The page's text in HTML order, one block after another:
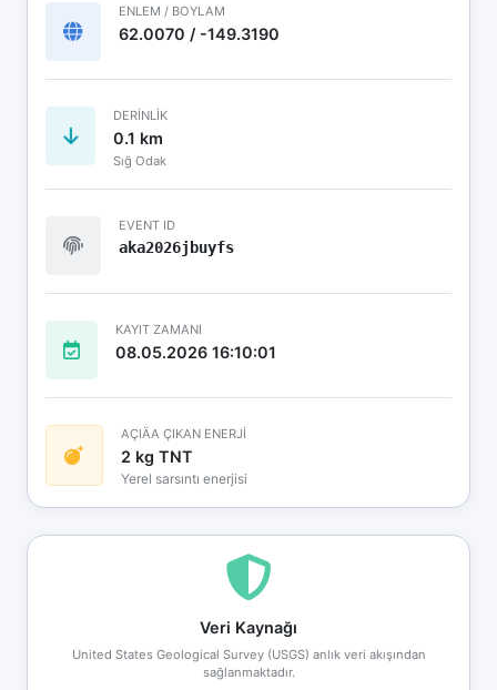
ENLEM / BOYLAM
62.0070 / -149.3190
DERINLIK
0.1 km
Sığ Odak
EVENT ID
aka2026jbuyfs
KAYIT ZAMANI
08.05.2026 16:10:01
AÇIÄA ÇIKAN ENERJİ
2 kg TNT
Yerel sarsıntı enerjisi
Veri Kaynağı
United States Geological Survey (USGS) anlık veri akışından
sağlanmaktadır.